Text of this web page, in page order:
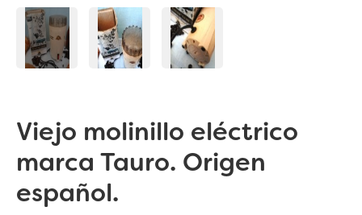
Viejo molinillo eléctrico
marca Tauro. Origen
español.